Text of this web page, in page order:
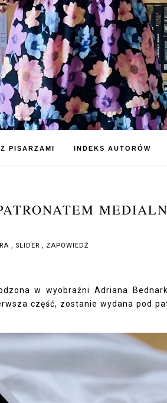
PISARZAMI INDEKS AUTORÓW
, SLIDER , ZAPOWIEDŹ
w wyobraźni Adriana
część, zostanie wydana pod